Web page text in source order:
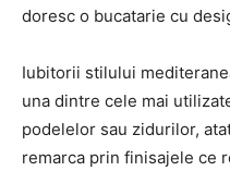
doresc o bucatarie cu
Iubitorii stilului
una dintre cele mai
podelelor sau zidurilor,
remarca prin finisajele ce